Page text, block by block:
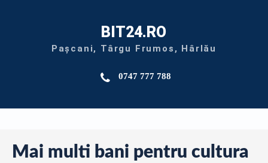
BIT24.RO
Pașcani, Târgu Frumos, Hârlău
0747 777 788
Mai multi bani pentru cultura